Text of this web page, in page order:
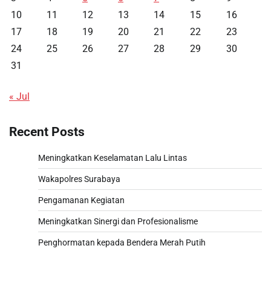
10
11 12 13 14 15
16
17
18 19 20 21 22
23
24
25 26 27 28 29
30
31
« Jul
Recent Posts
Meningkatkan Keselamatan Lalu Lintas
Wakapolres Surabaya
Pengamanan Kegiatan
Meningkatkan Sinergi dan Profesionalisme
Penghormatan kepada Bendera Merah Putih